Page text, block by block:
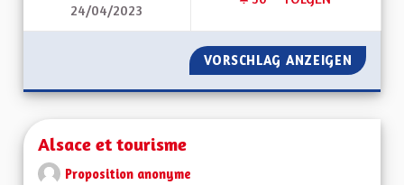
24/04/2023 REVENU UNIVERSEL
VORSCHLAG ANZEIGEN
Alsace et tourisme
Proposition anonyme